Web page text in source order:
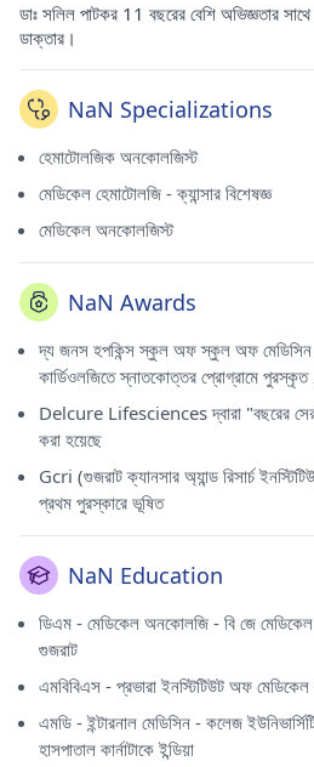
ডাঃ সলিল পাটকর 11 বছরের বেশি অভিজ্ঞতার
ডাক্তার।
NaN Specializations
হেমাটোলজিক অনকোলজিস্ট
মেডিকেল হেমাটোলজি - ক্যান্সার বিশেষজ্ঞ
মেডিকেল অনকোলজিস্ট
NaN Awards
দ্য জনস হপকিন্স স্কুল অফ স্কুল অফ
কার্ডিওলজিতে স্নাতকোত্তর প্রোগ্রামে
Delcure Lifesciences দ্বারা "বছরের
করা হয়েছে
Gcri (গুজরাট ক্যানসার অ্যান্ড রিসার্চ
প্রথম পুরস্কারে ভূষিত
NaN Education
ডিএম - মেডিকেল অনকোলজি - বি জে
গুজরাট
এমবিবিএস - প্রভারা ইনস্টিটিউট অফ মেডিকেল
এমডি - ইন্টারনাল মেডিসিন - কলেজ
হাসপাতাল কার্নাটাকে ইন্ডিয়া